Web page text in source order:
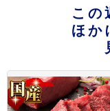
この
ほか